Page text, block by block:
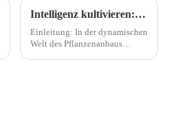
Intelligenz kultivieren: Die Zukunft mit LED-Wachstumslampen beleuchten
Einleitung: In der dynamischen
Welt des Pflanzenanbaus